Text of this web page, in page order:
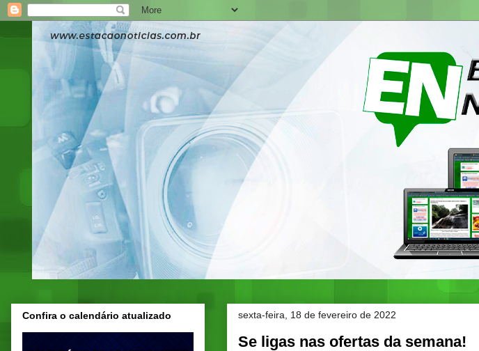
sexta-feira, 18 de fevereiro de 2022
Se ligas nas ofertas da semana!
Confira o calendário atualizado